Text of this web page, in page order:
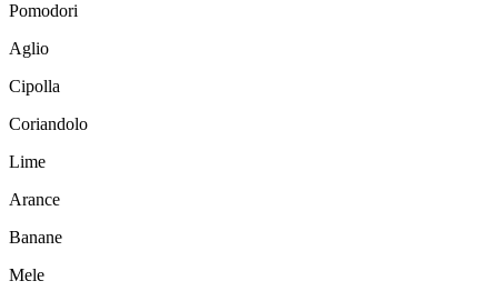
Pomodori
Aglio
Cipolla
Coriandolo
Lime
Arance
Banane
Mele